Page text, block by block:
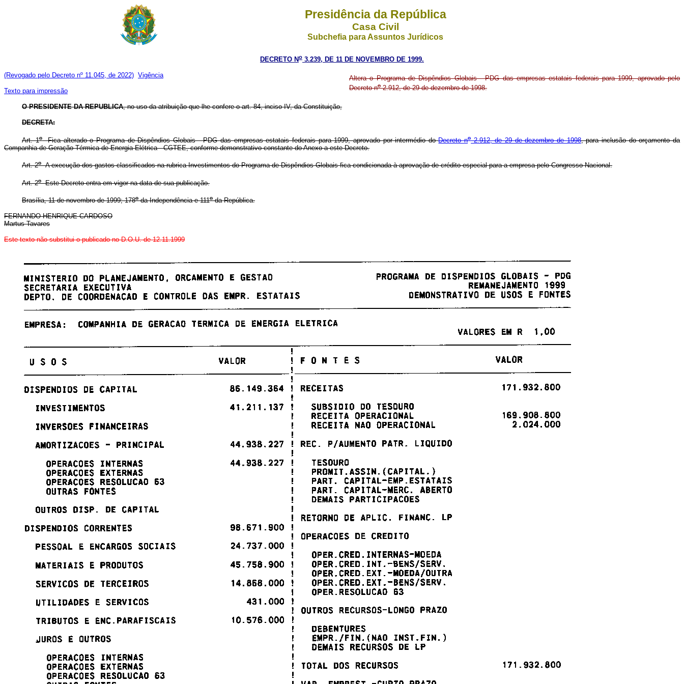
Presidência da República
Casa Civil
Subchefia para Assuntos Jurídicos
DECRETO No 3.239, DE 11 DE NOVEMBRO DE 1999.
(Revogado pelo Decreto nº 11.045, de 2022) Vigência
Texto para impressão
Altera o Programa de Dispêndios Globais - PDG das empresas estatais federais para 1999, aprovado pelo
Decreto no2.912, de 29 de dezembro de 1998.
O PRESIDENTE DA REPUBLICA, no uso da atribuição que lhe confere o art. 84, inciso IV, da Constituição,
DECRETA:
Art. 1oFica alterado o Programa de Dispêndios Globais - PDG das empresas estatais federais para 1999, aprovado por intermédio doDecreto no2.912, de 29 de dezembro de 1998, para inclusão do orçamento da
Companhia de Geração Térmica de Energia Elétrica - CGTEE, conforme demonstrativo constante do Anexo a este Decreto.
Art. 2oA execução dos gastos classificados na rubrica Investimentos do Programa de Dispêndios Globais fica condicionada à aprovação de crédito especial para a empresa pelo Congresso Nacional.
Art. 2oEste Decreto entra em vigor na data de sua publicação.
Brasília, 11 de novembro de 1999; 178oda Independência e 111oda República.
FERNANDO HENRIQUE CARDOSO
Martus Tavares
Este texto não substitui o publicado no D.O.U. de 12.11.1999